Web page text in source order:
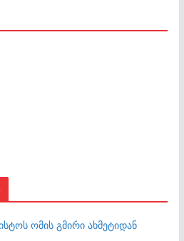
ომის გმირი ახმეტიდან